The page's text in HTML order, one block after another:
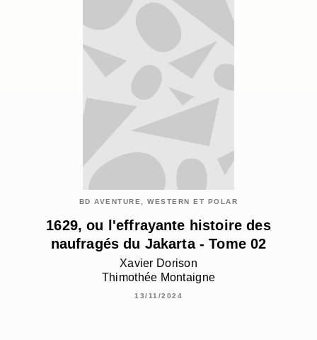
BD AVENTURE, WESTERN ET POLAR
1629, ou l'effrayante histoire des
naufragés du Jakarta - Tome 02
Xavier Dorison
Thimothée Montaigne
13/11/2024